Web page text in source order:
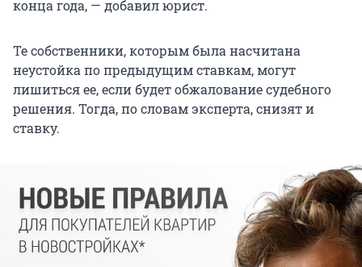
конца года, — добавил юрист.
Те собственники, которым была насчитана
неустойка по предыдущим ставкам, могут
лишиться ее, если будет обжалование судебного
решения. Тогда, по словам эксперта, снизят и
ставку.